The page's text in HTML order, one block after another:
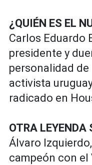
¿QUIÉN ES EL
Carlos Eduardo
presidente y
personalidad
activista
radicado en
OTRA LEYENDA
Álvaro
campeón con el